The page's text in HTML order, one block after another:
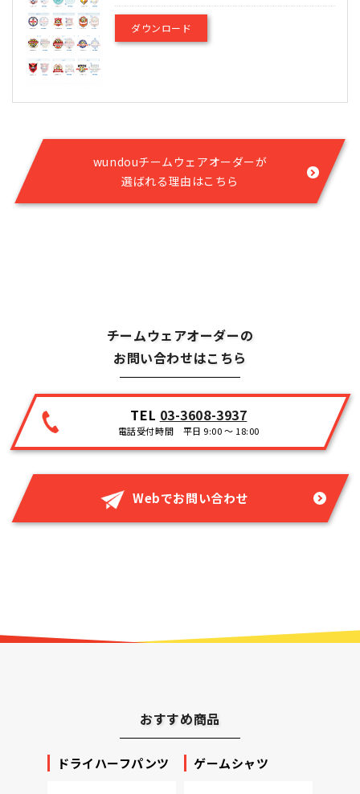
ダウンロード
wundouチームウェアオーダーが
選ばれる理由はこちら
チームウェアオーダーの
お問い合わせはこちら
TEL 03-3608-3937
電話受付時間 平日 9:00 ～ 18:00
Webでお問い合わせ
おすすめ商品
ドライハーフパンツ ゲームシャツ